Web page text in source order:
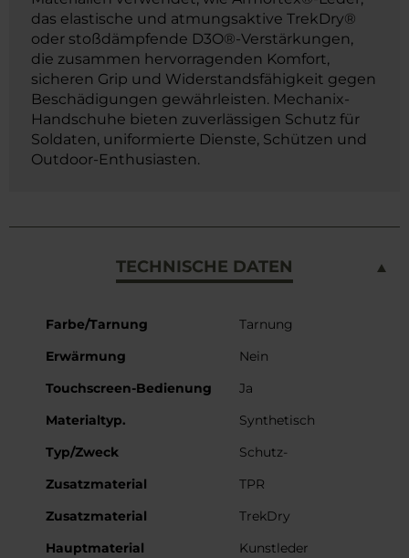
das elastische und atmungsaktive TrekDry®
oder stoßdämpfende D3O®-Verstärkungen,
die zusammen hervorragenden Komfort,
sicheren Grip und Widerstandsfähigkeit gegen
Beschädigungen gewährleisten. Mechanix-
Handschuhe bieten zuverlässigen Schutz für
Soldaten, uniformierte Dienste, Schützen und
Outdoor-Enthusiasten.
TECHNISCHE DATEN
Weitere
Farbe/Tarnung
Tarnung
Erwärmung
Nein
Touchscreen-Bedienung
Ja
Materialtyp.
Synthetisch
Typ/Zweck
Schutz-
Zusatzmaterial
TPR
Zusatzmaterial
TrekDry
Hauptmaterial
Kunstleder